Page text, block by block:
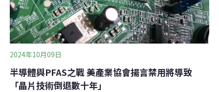
2024年10月09日
半導體與PFAS之戰 美產業協會揚言禁用將導致
「晶片技術倒退數十年」